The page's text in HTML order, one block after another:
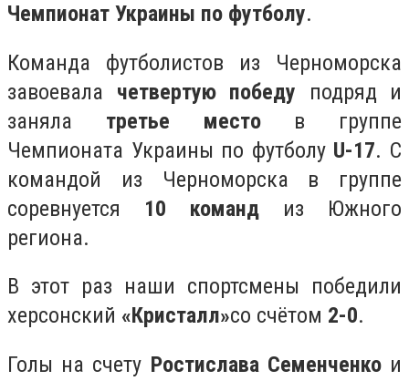
Чемпионат Украины по футболу.
Команда футболистов из Черноморска
завоевала четвертую победу подряд и
заняла третье местов группе
Чемпионата Украины по футболуU-17. С
командой из Черноморска в группе
соревнуется 10 команд из Южного
региона.
В этот раз наши спортсмены победили
херсонский «Кристалл»со счётом 2-0.
Голы на счету Ростислава Семенченкои